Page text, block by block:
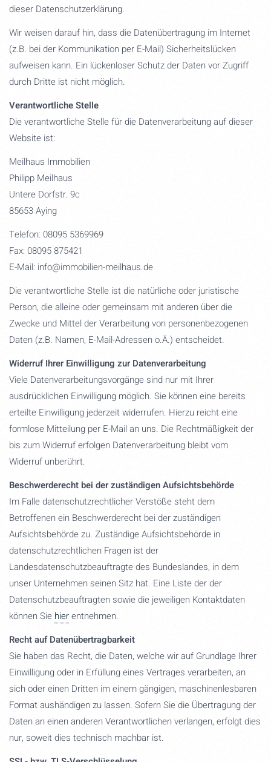
dieser Datenschutzerklärung.
Wir weisen darauf hin, dass die Datenübertragung im Internet
(z.B. bei der Kommunikation per E-Mail) Sicherheitslücken
aufweisen kann. Ein lückenloser Schutz der Daten vor Zugriff
durch Dritte ist nicht möglich.
Verantwortliche Stelle
Die verantwortliche Stelle für die Datenverarbeitung auf dieser
Website ist:
Meilhaus Immobilien
Philipp Meilhaus
Untere Dorfstr. 9c
85653 Aying
Telefon: 08095 5369969
Fax: 08095 875421
E-Mail: info@immobilien-meilhaus.de
Die verantwortliche Stelle ist die natürliche oder juristische
Person, die alleine oder gemeinsam mit anderen über die
Zwecke und Mittel der Verarbeitung von personenbezogenen
Daten (z.B. Namen, E-Mail-Adressen o.Ä.) entscheidet.
Widerruf Ihrer Einwilligung zur Datenverarbeitung
Viele Datenverarbeitungsvorgänge sind nur mit Ihrer
ausdrücklichen Einwilligung möglich. Sie können eine bereits
erteilte Einwilligung jederzeit widerrufen. Hierzu reicht eine
formlose Mitteilung per E-Mail an uns. Die Rechtmäßigkeit der
bis zum Widerruf erfolgen Datenverarbeitung bleibt vom
Widerruf unberührt.
Beschwerderecht bei der zuständigen Aufsichtsbehörde
Im Falle datenschutzrechtlicher Verstöße steht dem
Betroffenen ein Beschwerderecht bei der zuständigen
Aufsichtsbehörde zu. Zuständige Aufsichtsbehörde in
datenschutzrechtlichen Fragen ist der
Landesdatenschutzbeauftragte des Bundeslandes, in dem
unser Unternehmen seinen Sitz hat. Eine Liste der der
Datenschutzbeauftragten sowie die jeweiligen Kontaktdaten
können Sie hierentnehmen.
Recht auf Datenübertragbarkeit
Sie haben das Recht, die Daten, welche wir auf Grundlage Ihrer
Einwilligung oder in Erfüllung eines Vertrages verarbeiten, an
sich oder einen Dritten im einem gängigen, maschinenlesbaren
Format aushändigen zu lassen. Sofern Sie die Übertragung der
Daten an einen anderen Verantwortlichen verlangen, erfolgt dies
nur, soweit dies technisch machbar ist.